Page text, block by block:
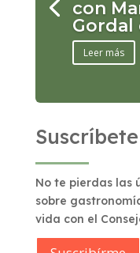
con
Gordal
Leer más
No te pierdas las
sobre
vida con el